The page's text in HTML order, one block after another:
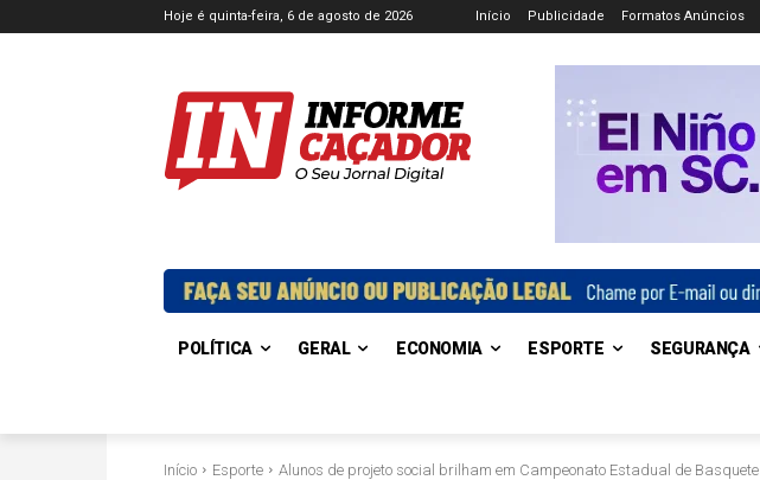
Hoje é quinta-feira, 6 de agosto de 2026 Início Publicidade Formatos Anúncios
POLÍTICA GERAL ECONOMIA ESPORTE SEGURANÇA
Início Esporte Alunos de projeto social brilham em Campeonato Estadual de Basquete